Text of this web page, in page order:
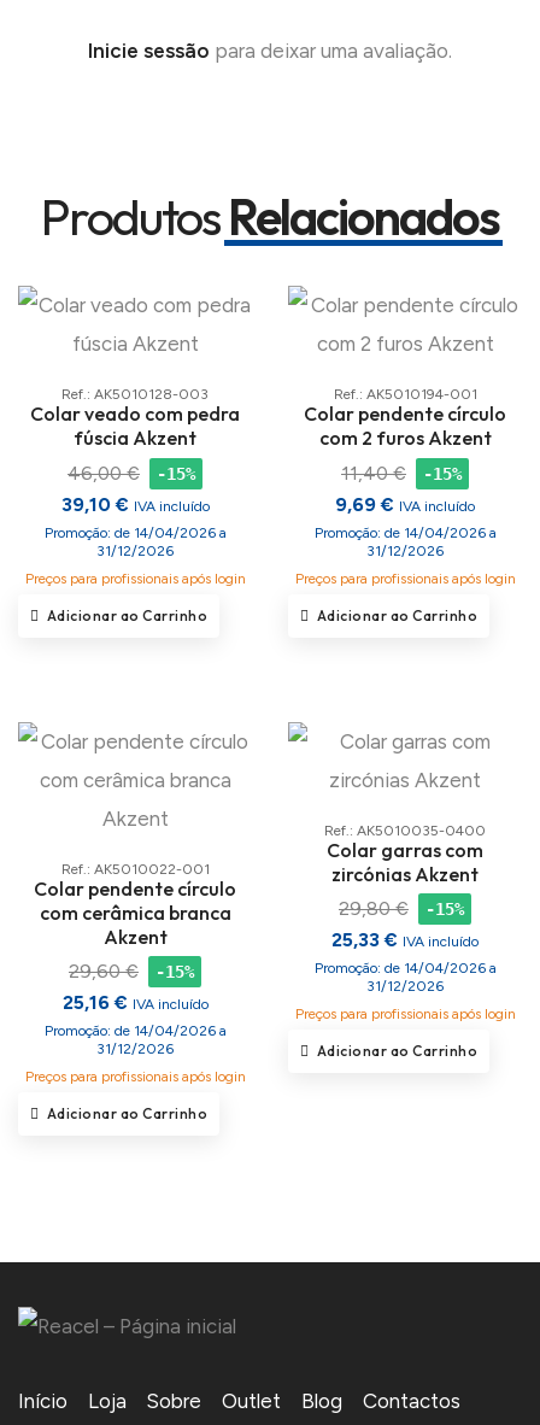
Inicie sessão para deixar uma avaliação.
ProdutosRelacionados
Ref.: AK5010128-003
Colar veado com pedra
fúscia Akzent
46,00 € -15%
39,10 € IVA incluído
Promoção: de 14/04/2026 a
31/12/2026
Preços para profissionais após login
Adicionar ao Carrinho
Ref.: AK5010194-001
Colar pendente círculo
com 2 furos Akzent
11,40 € -15%
9,69 € IVA incluído
Promoção: de 14/04/2026 a
31/12/2026
Preços para profissionais após login
Adicionar ao Carrinho
Ref.: AK5010022-001
Colar pendente círculo
com cerâmica branca
Akzent
29,60 € -15%
25,16 € IVA incluído
Promoção: de 14/04/2026 a
31/12/2026
Preços para profissionais após login
Adicionar ao Carrinho
Ref.: AK5010035-0400
Colar garras com
zircónias Akzent
29,80 € -15%
25,33 € IVA incluído
Promoção: de 14/04/2026 a
31/12/2026
Preços para profissionais após login
Adicionar ao Carrinho
Início Loja Sobre Outlet Blog Contactos